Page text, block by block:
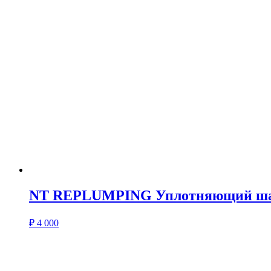
NT REPLUMPING Уплотняющий
₽ 4 000